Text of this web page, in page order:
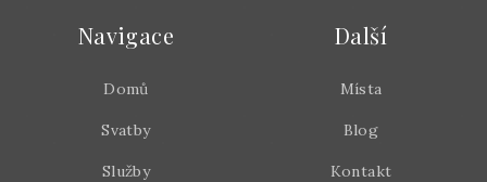
Navigace
Domů
Svatby
Služby
Další
Místa
Blog
Kontakt